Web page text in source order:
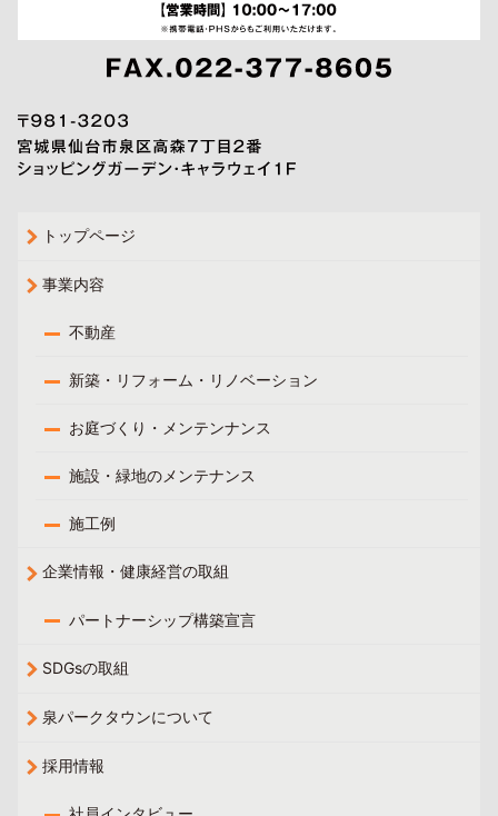
トップページ
事業内容
不動産
新築・リフォーム・リノベーション
お庭づくり・メンテンナンス
施設・緑地のメンテナンス
施工例
企業情報・健康経営の取組
パートナーシップ構築宣言
SDGsの取組
泉パークタウンについて
採用情報